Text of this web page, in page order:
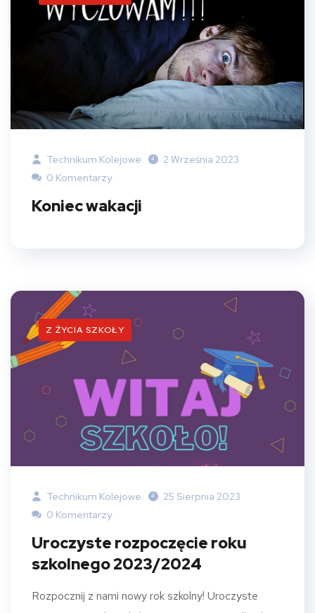
Technikum Kolejowe
2 Września 2023
0 Komentarzy
Koniec wakacji
Z ŻYCIA SZKOŁY
Technikum Kolejowe
25 Sierpnia 2023
0 Komentarzy
Uroczyste rozpoczęcie roku
szkolnego 2023/2024
Rozpocznij z nami nowy rok szkolny! Uroczyste